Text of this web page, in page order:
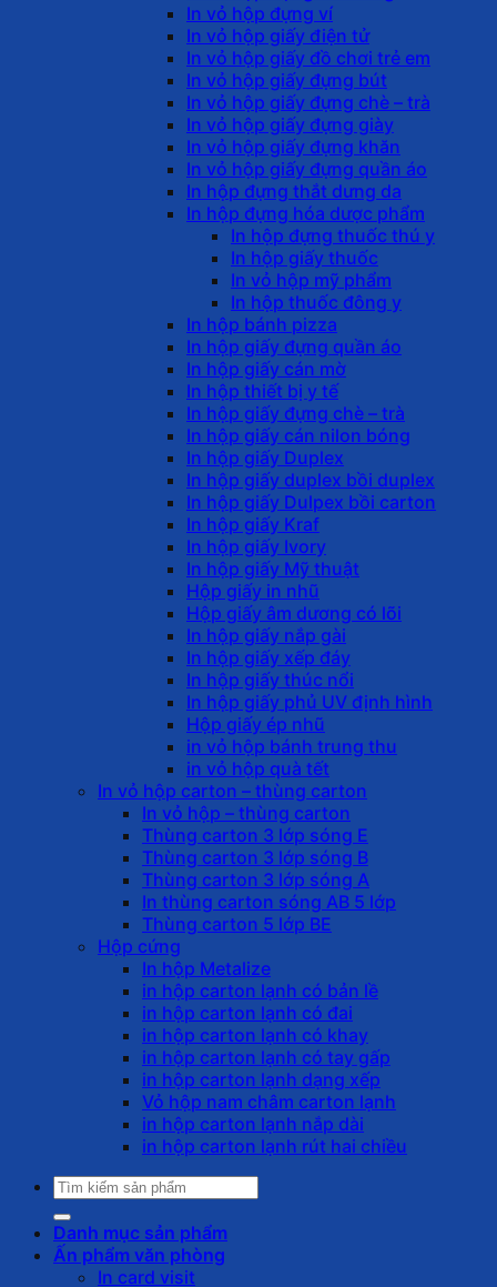
In vỏ hộp đựng ví
In vỏ hộp giấy điện tử
In vỏ hộp giấy đồ chơi trẻ em
In vỏ hộp giấy đựng bút
In vỏ hộp giấy đựng chè – trà
In vỏ hộp giấy đựng giày
In vỏ hộp giấy đựng khăn
In vỏ hộp giấy đựng quần áo
In hộp đựng thắt dưng da
In hộp đựng hóa dược phẩm
In hộp đựng thuốc thú y
In hộp giấy thuốc
In vỏ hộp mỹ phẩm
In hộp thuốc đông y
In hộp bánh pizza
In hộp giấy đựng quần áo
In hộp giấy cán mờ
In hộp thiết bị y tế
In hộp giấy đựng chè – trà
In hộp giấy cán nilon bóng
In hộp giấy Duplex
In hộp giấy duplex bồi duplex
In hộp giấy Dulpex bồi carton
In hộp giấy Kraf
In hộp giấy Ivory
In hộp giấy Mỹ thuật
Hộp giấy in nhũ
Hộp giấy âm dương có lõi
In hộp giấy nắp gài
In hộp giấy xếp đáy
In hộp giấy thúc nổi
In hộp giấy phủ UV định hình
Hộp giấy ép nhũ
in vỏ hộp bánh trung thu
in vỏ hộp quà tết
In vỏ hộp carton – thùng carton
In vỏ hộp – thùng carton
Thùng carton 3 lớp sóng E
Thùng carton 3 lớp sóng B
Thùng carton 3 lớp sóng A
In thùng carton sóng AB 5 lớp
Thùng carton 5 lớp BE
Hộp cứng
In hộp Metalize
in hộp carton lạnh có bản lề
in hộp carton lạnh có đai
in hộp carton lạnh có khay
in hộp carton lạnh có tay gấp
in hộp carton lạnh dạng xếp
Vỏ hộp nam châm carton lạnh
in hộp carton lạnh nắp dài
in hộp carton lạnh rút hai chiều
Tìm
kiếm:
Danh mục sản phẩm
Ấn phẩm văn phòng
In card visit